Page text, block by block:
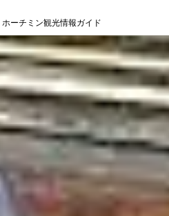
ーチミン観光情報ガイド